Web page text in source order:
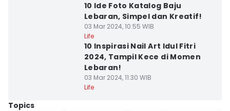
10 Ide Foto Katalog Baju
Lebaran, Simpel dan Kreatif!
03 Mar 2024, 10:55 WIB
Life
10 Inspirasi Nail Art Idul Fitri
2024, Tampil Kece di Momen
Lebaran!
03 Mar 2024, 11:30 WIB
Life
Topics